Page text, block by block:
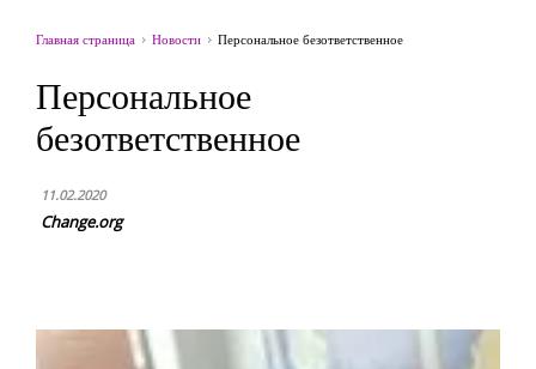
Главная страница Новости Персональное безответственное
Персональное
безответственное
11.02.2020
Change.org